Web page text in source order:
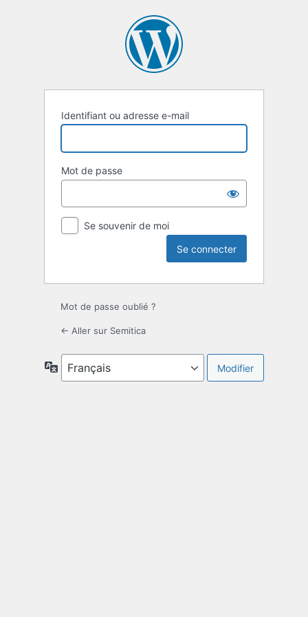
Identifiant ou adresse e-mail
Mot de passe
Se souvenir de moi
Mot de passe oublié ?
← Aller sur Semitica
Langue